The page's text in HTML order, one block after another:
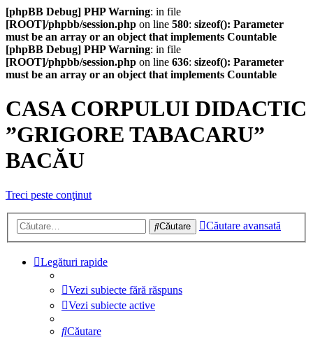
[phpBB Debug] PHP Warning: in file
[ROOT]/phpbb/session.php on line 580: sizeof(): Parameter
must be an array or an object that implements Countable
[phpBB Debug] PHP Warning: in file
[ROOT]/phpbb/session.php on line 636: sizeof(): Parameter
must be an array or an object that implements Countable
CASA CORPULUI DIDACTIC
”GRIGORE TABACARU”
BACĂU
Treci peste conţinut
Căutare Căutare avansată
Legături rapide
Vezi subiecte fără răspuns
Vezi subiecte active
Căutare